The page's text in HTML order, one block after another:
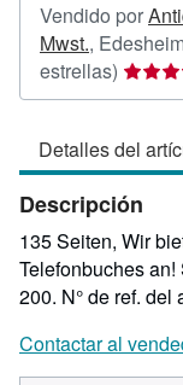
Vendido por
Mwst.,
estrellas)
del
4
de
5
Detalles del
Descripción
135 Seiten, Wir
Telefonbuches
200. N° de ref. del
Contactar al